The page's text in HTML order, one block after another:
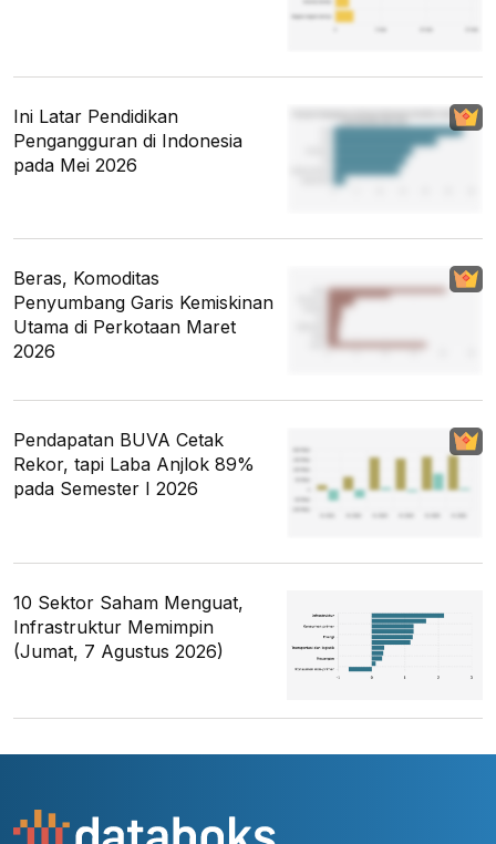
Ini Latar Pendidikan
Pengangguran di Indonesia
pada Mei 2026
Beras, Komoditas
Penyumbang Garis Kemiskinan
Utama di Perkotaan Maret
2026
Pendapatan BUVA Cetak
Rekor, tapi Laba Anjlok 89%
pada Semester I 2026
10 Sektor Saham Menguat,
Infrastruktur Memimpin
(Jumat, 7 Agustus 2026)